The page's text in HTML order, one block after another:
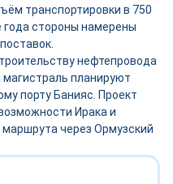
транспортировки в 750
года стороны намерены
нефтепровода
планируют
порту Банияс. Проект
Ирака и
через Ормузский